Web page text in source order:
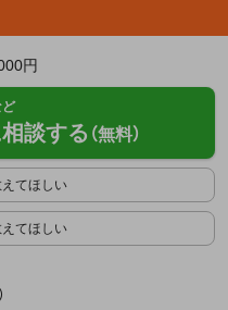
円
談する （無料）
てほしい
てほしい